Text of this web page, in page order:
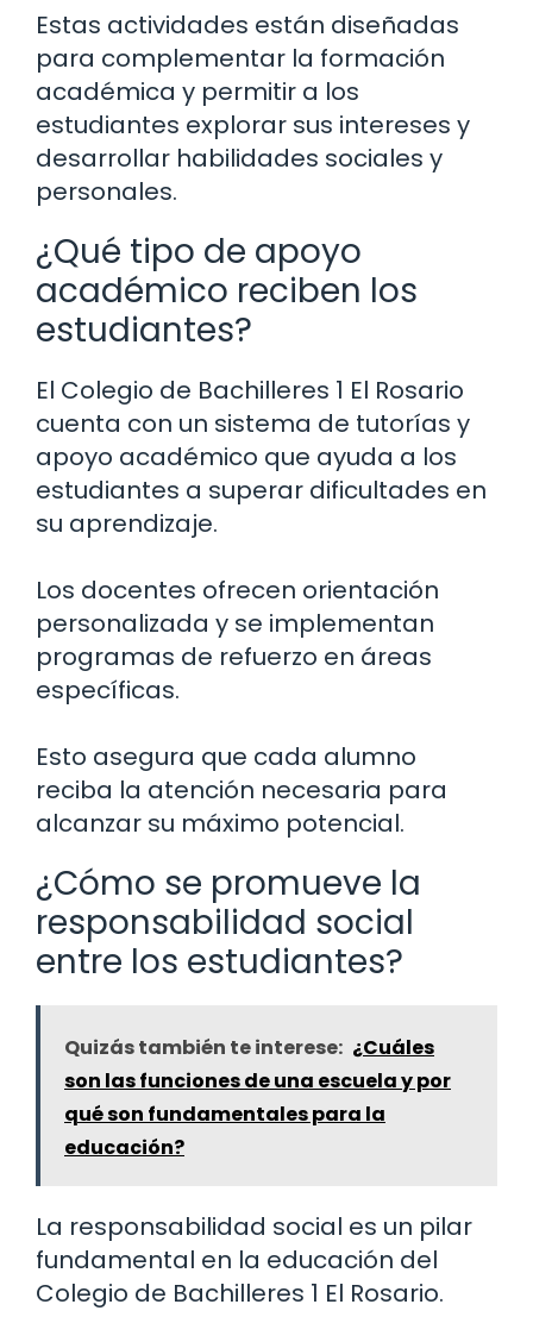
Estas actividades están diseñadas
para complementar la formación
académica y permitir a los
estudiantes explorar sus intereses y
desarrollar habilidades sociales y
personales.
¿Qué tipo de apoyo
académico reciben los
estudiantes?
El Colegio de Bachilleres 1 El Rosario
cuenta con un sistema de tutorías y
apoyo académico que ayuda a los
estudiantes a superar dificultades en
su aprendizaje.
Los docentes ofrecen orientación
personalizada y se implementan
programas de refuerzo en áreas
específicas.
Esto asegura que cada alumno
reciba la atención necesaria para
alcanzar su máximo potencial.
¿Cómo se promueve la
responsabilidad social
entre los estudiantes?
Quizás también te interese: ¿Cuáles
son las funciones de una escuela y por
qué son fundamentales para la
educación?
La responsabilidad social es un pilar
fundamental en la educación del
Colegio de Bachilleres 1 El Rosario.